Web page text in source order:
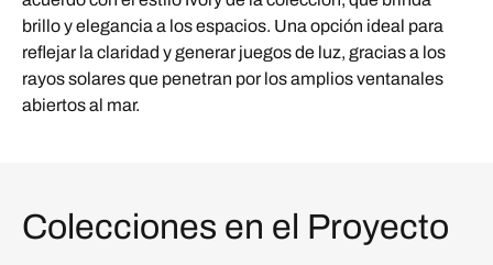
brillo y elegancia a los espacios. Una opción ideal para
reflejar la claridad y generar juegos de luz, gracias a los
rayos solares que penetran por los amplios ventanales
abiertos al mar.
Colecciones en el Proyecto